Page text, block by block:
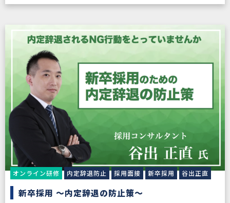
オンライン研修 内定辞退防止 採用面接 新卒採用 谷出正直
新卒採用 〜内定辞退の防止策〜